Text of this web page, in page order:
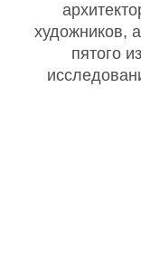
художников,
пятого